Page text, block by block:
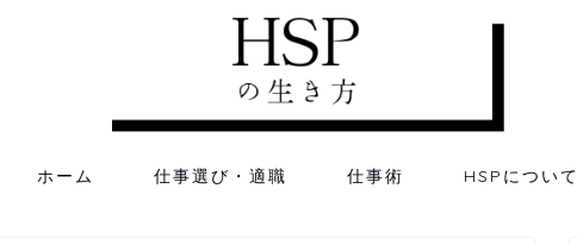
ホーム 仕事選び・適職 仕事術 HSPについて